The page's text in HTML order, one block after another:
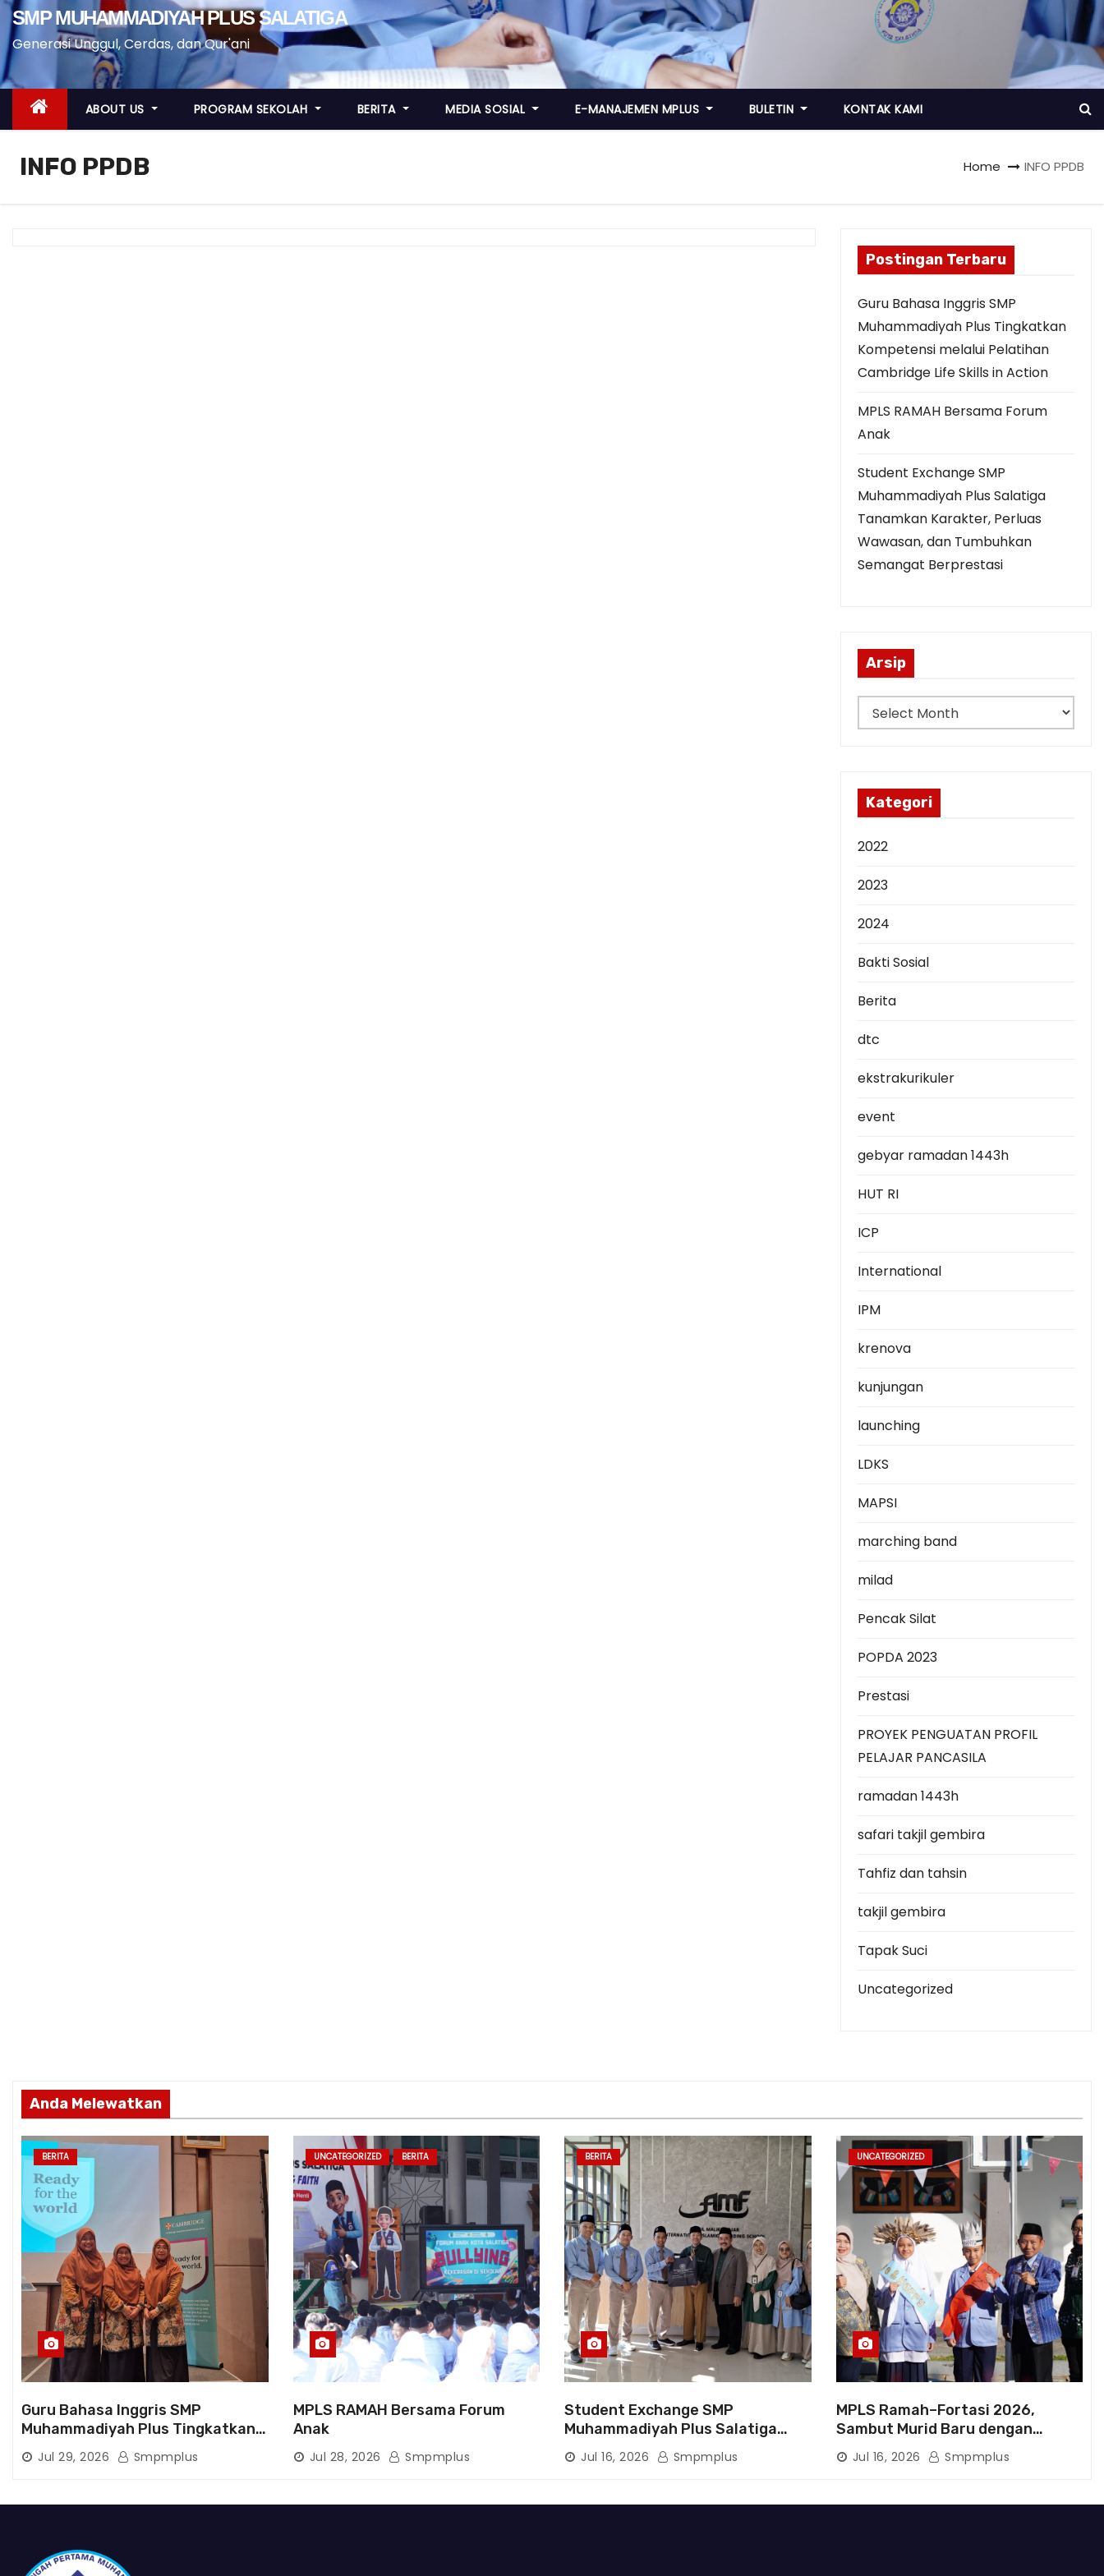
SMP MUHAMMADIYAH PLUS SALATIGA
Generasi Unggul, Cerdas, dan Qur'ani
ABOUT US PROGRAM SEKOLAH BERITA MEDIA SOSIAL E-MANAJEMEN MPLUS BULETIN KONTAK KAMI
INFO PPDB Home INFO PPDB
Postingan Terbaru
Guru Bahasa Inggris SMP
Muhammadiyah Plus Tingkatkan
Kompetensi melalui Pelatihan
Cambridge Life Skills in Action
MPLS RAMAH Bersama Forum
Anak
Student Exchange SMP
Muhammadiyah Plus Salatiga
Tanamkan Karakter, Perluas
Wawasan, dan Tumbuhkan
Semangat Berprestasi
Arsip
r
Kategori
2022
2023
2024
Bakti Sosial
Berita
dtc
ekstrakurikuler
event
gebyar ramadan 1443h
HUT RI
ICP
International
IPM
krenova
kunjungan
launching
LDKS
MAPSI
marching band
milad
Pencak Silat
POPDA 2023
Prestasi
PROYEK PENGUATAN PROFIL
PELAJAR PANCASILA
ramadan 1443h
safari takjil gembira
Tahfiz dan tahsin
takjil gembira
Tapak Suci
Uncategorized
Anda Melewatkan
BERITA
Guru Bahasa Inggris SMP
Muhammadiyah Plus Tingkatkan
Kompetensi melalui Pelatihan
Cambridge Life Skills in Action
Jul 29, 2026 Smpmplus
UNCATEGORIZED BERITA
MPLS RAMAH Bersama Forum
Anak
Jul 28, 2026 Smpmplus
BERITA
Student Exchange SMP
Muhammadiyah Plus Salatiga
Tanamkan Karakter, Perluas
Wawasan, dan Tumbuhkan
Jul 16, 2026 Smpmplus
UNCATEGORIZED
MPLS Ramah–Fortasi 2026,
Sambut Murid Baru dengan
Semangat Berkarakter
Jul 16, 2026 Smpmplus